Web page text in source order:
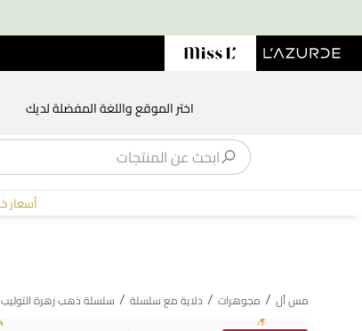
اختر الموقع واللغة المفضلة لديك
أسعار
مس أل / مجوهرات / دلاية مع سلسلة / سلسلة ذهب زهرة التوليب عيار 14 قيراط مطلية